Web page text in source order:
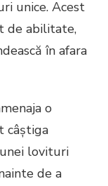
unice. Acest
de abilitate,
în afara
o
câștiga
lovituri
de a